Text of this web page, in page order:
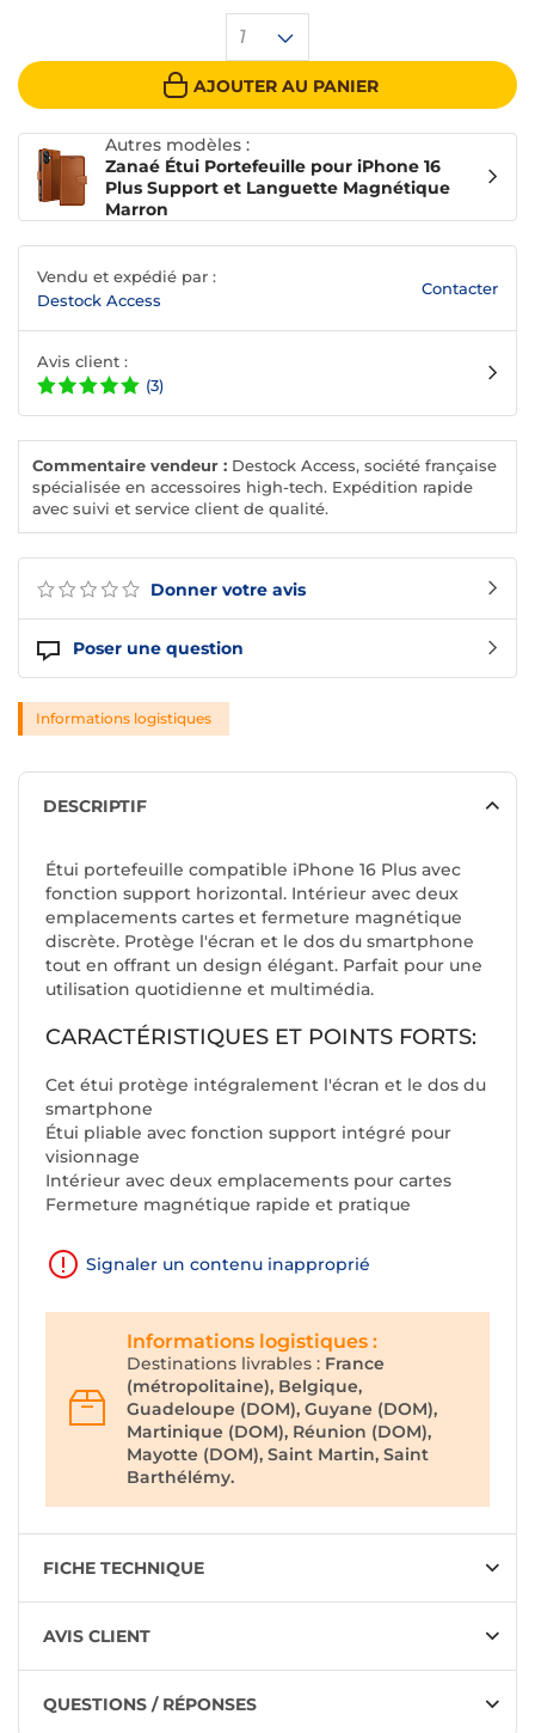
Donner votre avis
Poser une question
1
AJOUTER AU PANIER
Autres modèles :
Zanaé Étui Portefeuille pour iPhone 16
Plus Support et Languette Magnétique
Marron
Vendu et expédié par :
Destock Access
Contacter
Avis client :
(3)
Commentaire vendeur : Destock Access, société française
spécialisée en accessoires high-tech. Expédition rapide
avec suivi et service client de qualité.
Informations logistiques
DESCRIPTIF
Étui portefeuille compatible iPhone 16 Plus avec
fonction support horizontal. Intérieur avec deux
emplacements cartes et fermeture magnétique
discrète. Protège l'écran et le dos du smartphone
tout en offrant un design élégant. Parfait pour une
utilisation quotidienne et multimédia.
CARACTÉRISTIQUES ET POINTS FORTS:
Cet étui protège intégralement l'écran et le dos du
smartphone
Étui pliable avec fonction support intégré pour
visionnage
Intérieur avec deux emplacements pour cartes
Fermeture magnétique rapide et pratique
Signaler un contenu inapproprié
Informations logistiques :
Destinations livrables : France
(métropolitaine), Belgique,
Guadeloupe (DOM), Guyane (DOM),
Martinique (DOM), Réunion (DOM),
Mayotte (DOM), Saint Martin, Saint
Barthélémy.
FICHE TECHNIQUE
AVIS CLIENT
QUESTIONS / RÉPONSES